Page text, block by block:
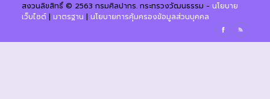
สงวนลิขสิทธิ์ © 2563 กรมศิลปากร. กระทรวงวัฒนธรรม - นโยบาย
เว็บไซต์| มาตรฐาน | นโยบายการคุ้มครองข้อมูลส่วนบุคคล